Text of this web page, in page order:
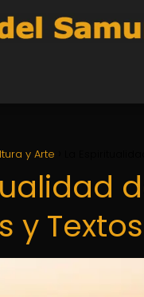
y Arte
y